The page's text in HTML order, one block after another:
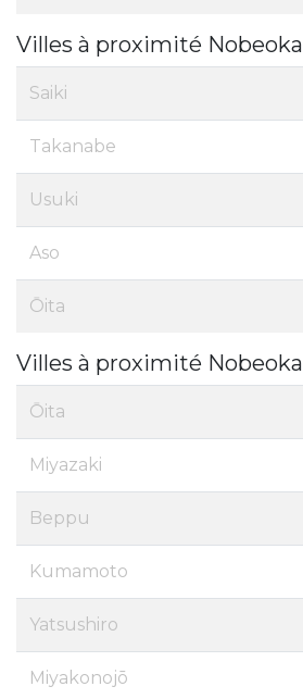
Villes à proximité Nobeoka
Saiki
Takanabe
Usuki
Aso
Ōita
Villes à proximité Nobeoka
Ōita
Miyazaki
Beppu
Kumamoto
Yatsushiro
Miyakonojō